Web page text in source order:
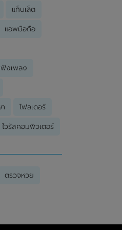
แท็บเล็ต
แอพมือถือ
ฟังเพลง
โฟลเดอร์
ไวรัสคอมพิวเตอร์
ตรวจหวย